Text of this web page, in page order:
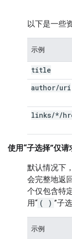
以下是一些
示例
title
author/uri
links/*/
使用“子选择”仅
默认情况下
会完整地返
个仅包含特
用“ ( ) ”子
示例